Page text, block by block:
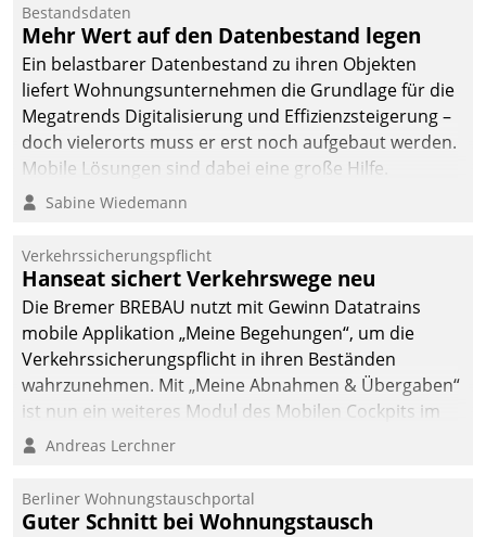
Datatrain. Die meravis
Wohnungsbau- und
Immobilien GmbH hat
sich dabei für den Betrieb
der Lösung über die SAP
Cloud Platform
entschieden - als erstes
Unternehmen am
Bestandsdaten
Mehr Wert auf den Datenbestand legen
Ein belastbarer Datenbestand zu ihren Objekten
liefert Wohnungsunternehmen die Grundlage für die
Megatrends Digitalisierung und Effizienzsteigerung –
doch vielerorts muss er erst noch aufgebaut werden.
Mobile Lösungen sind dabei eine große Hilfe.
Sabine Wiedemann
Verkehrssicherungspflicht
Hanseat sichert Verkehrswege neu
Die Bremer BREBAU nutzt mit Gewinn Datatrains
mobile Applikation „Meine Begehungen“, um die
Verkehrssicherungspflicht in ihren Beständen
wahrzunehmen. Mit „Meine Abnahmen & Übergaben“
ist nun ein weiteres Modul des Mobilen Cockpits im
Einsatz.
Andreas Lerchner
Berliner Wohnungstauschportal
Guter Schnitt bei Wohnungstausch